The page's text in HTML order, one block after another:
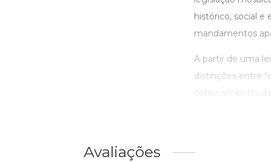
histórico, social e
mandamentos
A partir de uma
distinções entre
como símbolos
Avaliações